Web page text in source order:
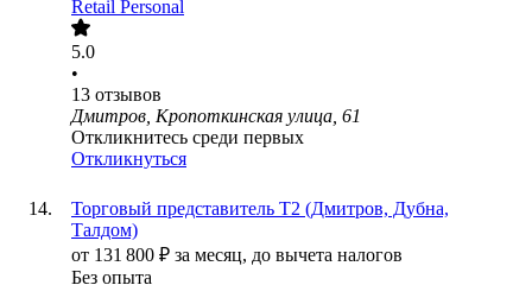
Retail Personal
5.0
•
13 отзывов
Дмитров, Кропоткинская улица, 61
Откликнитесь среди первых
Откликнуться
Торговый представитель Т2 (Дмитров, Дубна,
Талдом)
от 131 800 ₽ за месяц, до вычета налогов
Без опыта